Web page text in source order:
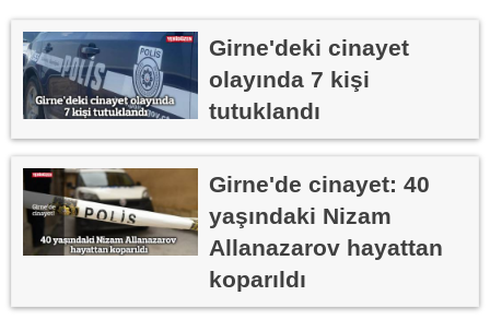
Girne'deki cinayet
olayında 7 kişi
tutuklandı
Girne'de cinayet: 40
yaşındaki Nizam
Allanazarov hayattan
koparıldı